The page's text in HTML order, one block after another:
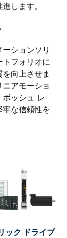
します。
ションソリ
トフォリオに
向上させま
アモーショ
ボッシュ レ
牢な信頼性を
ック ドライブ